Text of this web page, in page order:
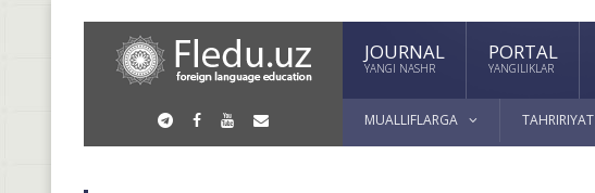
JOURNAL
YANGI NASHR
PORTAL
YANGILIKLAR
MUALLIFLARGA TAHRIRIYAT